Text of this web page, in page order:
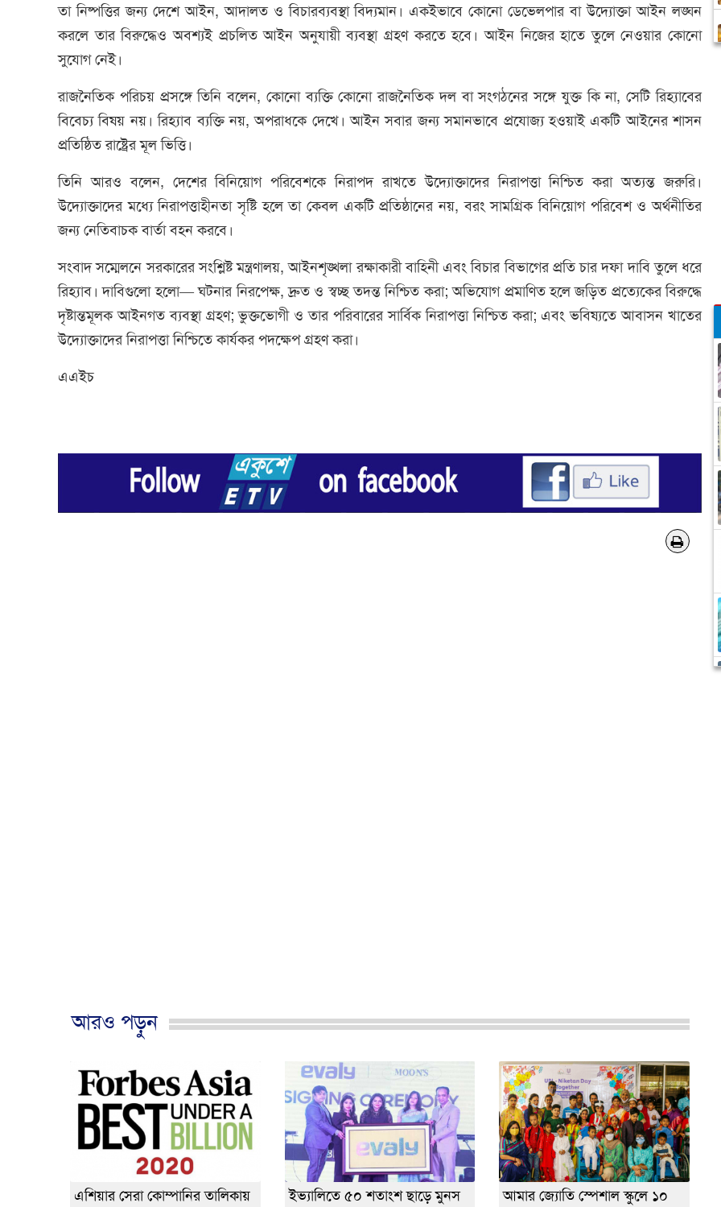
তা নিষ্পত্তির জন্য দেশে আইন, আদালত ও বিচারব্যবস্থা বিদ্যমান। একইভাবে কোনো ডেভেলপার বা উদ্যোক্তা আইন লঙ্ঘন
করলে তার বিরুদ্ধেও অবশ্যই প্রচলিত আইন অনুযায়ী ব্যবস্থা গ্রহণ করতে হবে। আইন নিজের হাতে তুলে নেওয়ার কোনো
সুযোগ নেই।
রাজনৈতিক পরিচয় প্রসঙ্গে তিনি বলেন, কোনো ব্যক্তি কোনো রাজনৈতিক দল বা সংগঠনের সঙ্গে যুক্ত কি না, সেটি রিহ্যাবের
বিবেচ্য বিষয় নয়। রিহ্যাব ব্যক্তি নয়, অপরাধকে দেখে। আইন সবার জন্য সমানভাবে প্রযোজ্য হওয়াই একটি আইনের শাসন
প্রতিষ্ঠিত রাষ্ট্রের মূল ভিত্তি।
তিনি আরও বলেন, দেশের বিনিয়োগ পরিবেশকে নিরাপদ রাখতে উদ্যোক্তাদের নিরাপত্তা নিশ্চিত করা অত্যন্ত জরুরি।
উদ্যোক্তাদের মধ্যে নিরাপত্তাহীনতা সৃষ্টি হলে তা কেবল একটি প্রতিষ্ঠানের নয়, বরং সামগ্রিক বিনিয়োগ পরিবেশ ও অর্থনীতির
জন্য নেতিবাচক বার্তা বহন করবে।
সংবাদ সম্মেলনে সরকারের সংশ্লিষ্ট মন্ত্রণালয়, আইনশৃঙ্খলা রক্ষাকারী বাহিনী এবং বিচার বিভাগের প্রতি চার দফা দাবি তুলে ধরে
রিহ্যাব। দাবিগুলো হলো— ঘটনার নিরপেক্ষ, দ্রুত ও স্বচ্ছ তদন্ত নিশ্চিত করা; অভিযোগ প্রমাণিত হলে জড়িত প্রত্যেকের বিরুদ্ধে
দৃষ্টান্তমূলক আইনগত ব্যবস্থা গ্রহণ; ভুক্তভোগী ও তার পরিবারের সার্বিক নিরাপত্তা নিশ্চিত করা; এবং ভবিষ্যতে আবাসন খাতের
উদ্যোক্তাদের নিরাপত্তা নিশ্চিতে কার্যকর পদক্ষেপ গ্রহণ করা।
এএইচ
আরও পড়ুন
এশিয়ার সেরা কোম্পানির তালিকায়
ইভ্যালিতে ৫০ শতাংশ ছাড়ে মুনস
আমার জ্যোতি স্পেশাল স্কুলে ১০